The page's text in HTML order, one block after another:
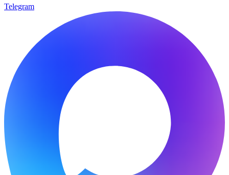
Telegram